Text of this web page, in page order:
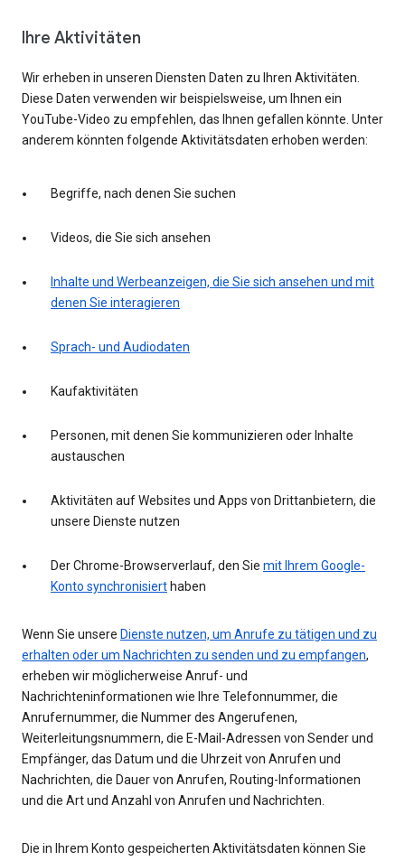
Ihre Aktivitäten
Wir erheben in unseren Diensten Daten zu Ihren Aktivitäten.
Diese Daten verwenden wir beispielsweise, um Ihnen ein
YouTube-Video zu empfehlen, das Ihnen gefallen könnte. Unter
anderem könnten folgende Aktivitätsdaten erhoben werden:
Begriffe, nach denen Sie suchen
Videos, die Sie sich ansehen
Inhalte und Werbeanzeigen, die Sie sich ansehen und mit
denen Sie interagieren
Sprach- und Audiodaten
Kaufaktivitäten
Personen, mit denen Sie kommunizieren oder Inhalte
austauschen
Aktivitäten auf Websites und Apps von Drittanbietern, die
unsere Dienste nutzen
Der Chrome-Browserverlauf, den Sie mit Ihrem Google-
Konto synchronisiert haben
Wenn Sie unsere Dienste nutzen, um Anrufe zu tätigen und zu
erhalten oder um Nachrichten zu senden und zu empfangen,
erheben wir möglicherweise Anruf- und
Nachrichteninformationen wie Ihre Telefonnummer, die
Anrufernummer, die Nummer des Angerufenen,
Weiterleitungsnummern, die E-Mail-Adressen von Sender und
Empfänger, das Datum und die Uhrzeit von Anrufen und
Nachrichten, die Dauer von Anrufen, Routing-Informationen
und die Art und Anzahl von Anrufen und Nachrichten.
Die in Ihrem Konto gespeicherten Aktivitätsdaten können Sie